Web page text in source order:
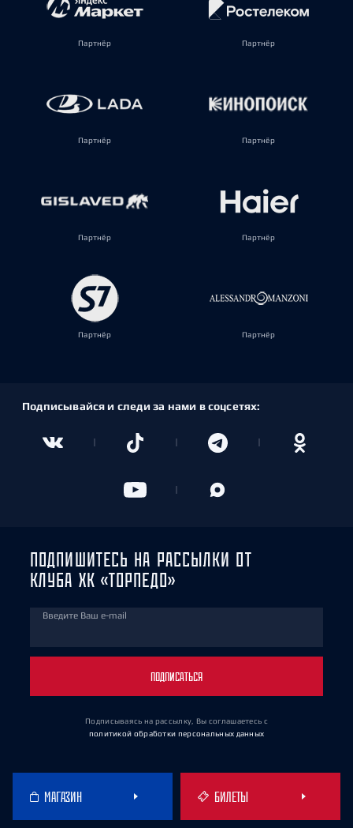
Партнёр Партнёр
Партнёр Партнёр
Партнёр Партнёр
Партнёр Партнёр
Подписывайся и следи за нами в соцсетях:
ПОДПИШИТЕСЬ НА РАССЫЛКИ ОТ
КЛУБА ХК «ТОРПЕДО»
Введите Ваш e-mail
ПОДПИСАТЬСЯ
Подписываясь на рассылку, Вы соглашаетесь с
политикой обработки персональных данных
МАГАЗИН БИЛЕТЫ